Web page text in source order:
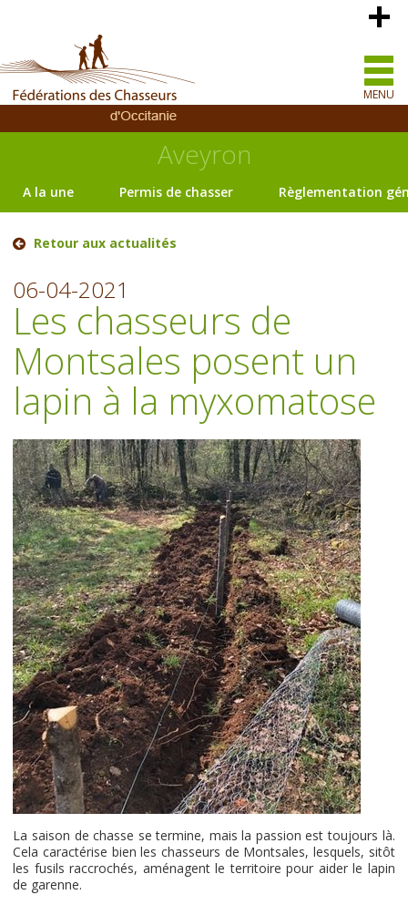
MENU
Aveyron
A la une Permis de chasser Règlementation
Retour aux actualités
06-04-2021
Les chasseurs de
Montsales posent un
lapin à la myxomatose
La saison de chasse se termine, mais la passion est toujours là.
Cela caractérise bien les chasseurs de Montsales, lesquels, sitôt
les fusils raccrochés, aménagent le territoire pour aider le lapin
de garenne.